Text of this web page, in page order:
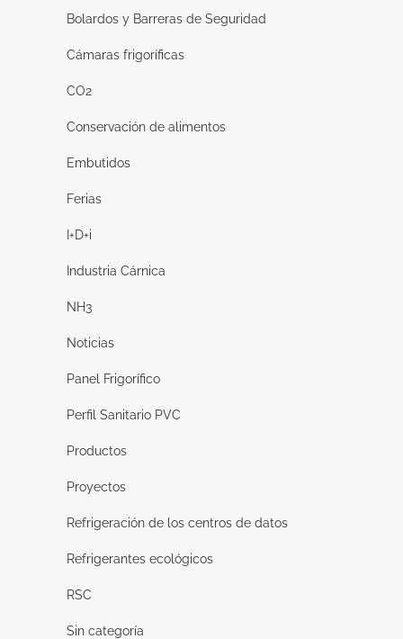
Bolardos y Barreras de Seguridad
Cámaras frigoríficas
CO2
Conservación de alimentos
Embutidos
Ferias
I+D+i
Industria Cárnica
NH3
Noticias
Panel Frigorífico
Perfil Sanitario PVC
Productos
Proyectos
Refrigeración de los centros de datos
Refrigerantes ecológicos
RSC
Sin categoría